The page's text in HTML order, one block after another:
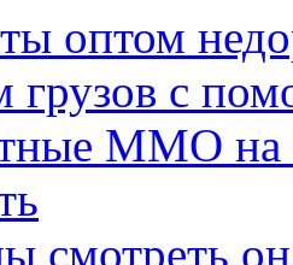
оптом
грузов с
MMO
смотреть